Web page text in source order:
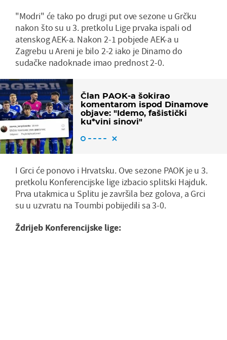
"Modri" će tako po drugi put ove sezone u Grčku
nakon što su u 3. pretkolu Lige prvaka ispali od
atenskog AEK-a. Nakon 2-1 pobjede AEK-a u
Zagrebu u Areni je bilo 2-2 iako je Dinamo do
sudačke nadoknade imao prednost 2-0.
Član PAOK-a šokirao
komentarom ispod Dinamove
objave: "Idemo, fašistički
ku*vini sinovi"
I Grci će ponovo i Hrvatsku. Ove sezone PAOK je u 3.
pretkolu Konferencijske lige izbacio splitski Hajduk.
Prva utakmica u Splitu je završila bez golova, a Grci
su u uzvratu na Toumbi pobijedili sa 3-0.
Ždrijeb Konferencijske lige: